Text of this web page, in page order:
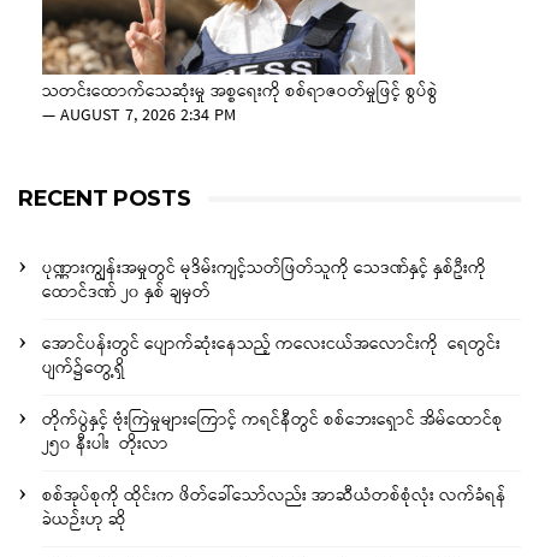
သတင်းထောက်သေဆုံးမှု အစ္စရေးကို စစ်ရာဇဝတ်မှုဖြင့် စွပ်စွဲ
—AUGUST 7, 2026 2:34 PM
RECENT POSTS
ပုဏ္ဏားကျွန်းအမှုတွင် မုဒိမ်းကျင့်သတ်ဖြတ်သူကို သေဒဏ်နှင့် နှစ်ဦးကို
ထောင်ဒဏ် ၂၀ နှစ် ချမှတ်
အောင်ပန်းတွင် ပျောက်ဆုံးနေသည့် ကလေးငယ်အလောင်းကို ရေတွင်း
ပျက်၌တွေ့ရှိ
တိုက်ပွဲနှင့် ဗုံးကြဲမှုများကြောင့် ကရင်နီတွင် စစ်ဘေးရှောင် အိမ်ထောင်စု
၂၅၀ နီးပါး တိုးလာ
စစ်အုပ်စုကို ထိုင်းက ဖိတ်ခေါ်သော်လည်း အာဆီယံတစ်စုံလုံး လက်ခံရန်
ခဲယဉ်းဟု ဆို